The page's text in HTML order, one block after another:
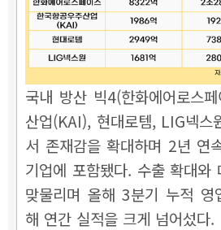
국내 방산 빅4(한화에어로스
산업(KAI), 현대로템, LIG넥스
서 존재감을 확대하며 2년 연
기업에 포함됐다. 수출 확대와
맞물리며 올해 3분기 누적 영
해 연간 실적을 크게 넘어섰다.